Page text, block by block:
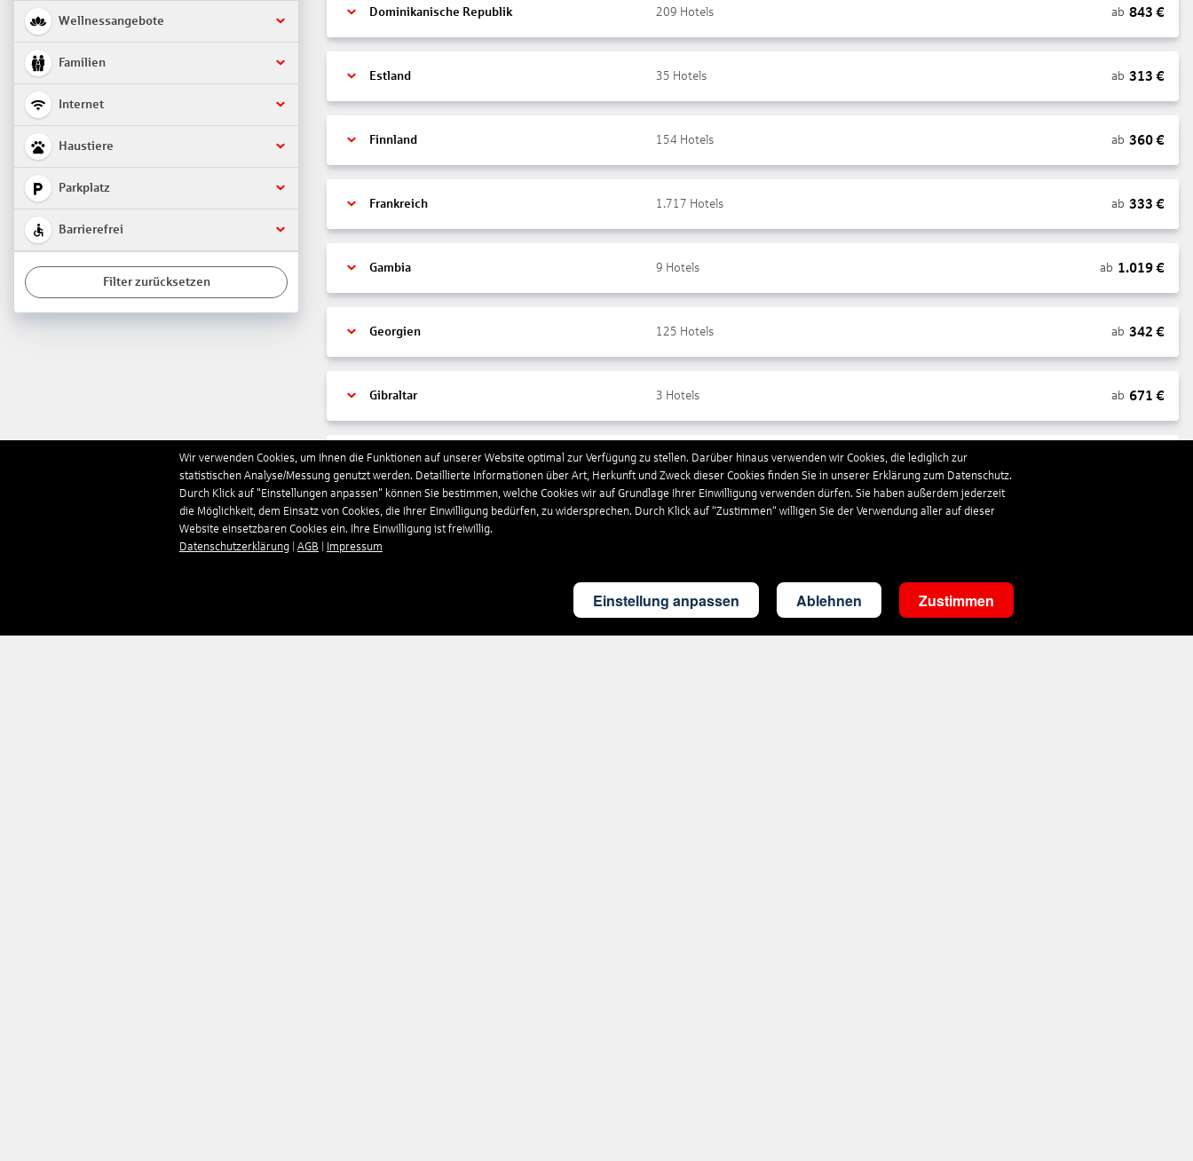
Wellnessangebote
Familien
Internet
Haustiere
Parkplatz
Barrierefrei
Filter zurücksetzen
Dominikanische Republik 209 Hotels ab 843 €
Estland 35 Hotels ab 313 €
Finnland 154 Hotels ab 360€
Frankreich 1.717 Hotels ab 333 €
Gambia 9 Hotels ab 1.019€
Georgien 125 Hotels ab 342 €
Gibraltar 3 Hotels ab 671 €
Grenada 10 Hotels
Griechenland
Wir verwenden Cookies, um Ihnen die Funktionen auf unserer Website optimal zur Verfügung zu stellen. Darüber hinaus verwenden wir Cookies, die lediglich zur
statistischen Analyse/Messung genutzt werden. Detaillierte Informationen über Art, Herkunft und Zweck dieser Cookies finden Sie in unserer Erklärung zum Datenschutz.
Durch Klick auf "Einstellungen anpassen" können Sie bestimmen, welche Cookies wir auf Grundlage Ihrer Einwilligung verwenden dürfen. Sie haben außerdem jederzeit
die Möglichkeit, dem Einsatz von Cookies, die Ihrer Einwilligung bedürfen, zu widersprechen. Durch Klick auf “Zustimmen“ willigen Sie der Verwendung aller auf dieser
Website einsetzbaren Cookies ein. Ihre Einwilligung ist freiwillig.
Datenschutzerklärung
AGB Impressum
Einstellung anpassen Ablehnen Zustimmen